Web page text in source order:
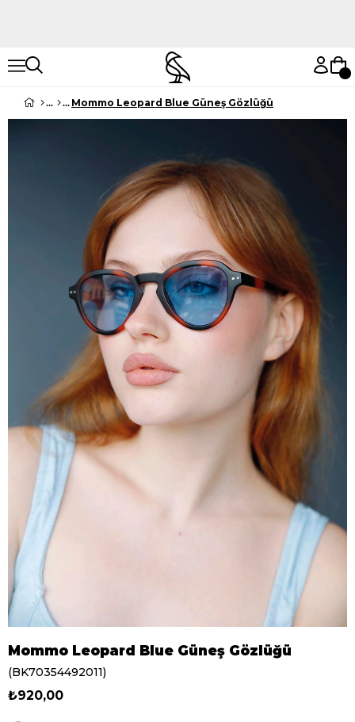
Mommo Leopard Blue Güneş Gözlüğü
Mommo Leopard Blue Güneş Gözlüğü
(BK70354492011)
₺920,00